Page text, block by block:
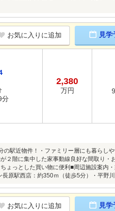
お気に入りに追加 見学
分
2,380
万円
駅近物件！・ファミリー層にも暮らし
２階に集中した家事動線良好な間取り・
ょっとした買い物に便利■周辺施設案内
長原駅西店：約350ｍ（徒歩5分）・平
お気に入りに追加 見学